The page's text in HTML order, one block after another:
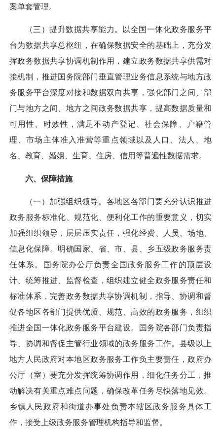
案单套管理。
（三）提升数据共享能力。
以全国一体化政务服务平
台为数据共享总枢纽，在确保数据安全的基础上，充分发
挥政务数据共享协调机制作用，建立政务数据共享供需对
接机制，推进国务院部门垂直管理业务信息系统与地方政
务服务平台深度对接和数据双向共享，强化部门之间、部
门与地方之间、地方之间政务数据共享，提高数据质量和
可用性、时效性，满足不动产登记、社会保障、户籍管
理、市场主体准入准营等重点领域以及人口、法人、地
名、教育、婚姻、生育、住房、信用等普遍性数据需求。
六、保障措施
（一）加强组织领导。 各地区各部门要充分认识推进
政务服务标准化、规范化、便利化工作的重要意义，切实
加强组织领导，层层压实责任，强化经费、人员、场地、
信息化保障。明确国家、省、市、县、乡五级政务服务责
任体系。国务院办公厅负责全国政务服务工作的顶层设
计、统筹推进、监督检查，组织建立健全政务服务责任和
标准体系，完善政务数据共享协调机制，指导、协调和督
促各地区各部门提供优质、规范、高效的政务服务，组织
推进全国一体化政务服务平台建设。国务院各部门负责指
导、协调和督促主管行业领域的政务服务工作。县级以上
地方人民政府对本地区政务服务工作负主要责任，政府办
公厅（室）要充分发挥统筹协调作用，细化任务分工，推
动解决有关重点难点问题，确保改革任务尽快落地见效。
乡镇人民政府和街道办事处负责本辖区政务服务具体工
作，接受上级政务服务管理机构指导和监督。